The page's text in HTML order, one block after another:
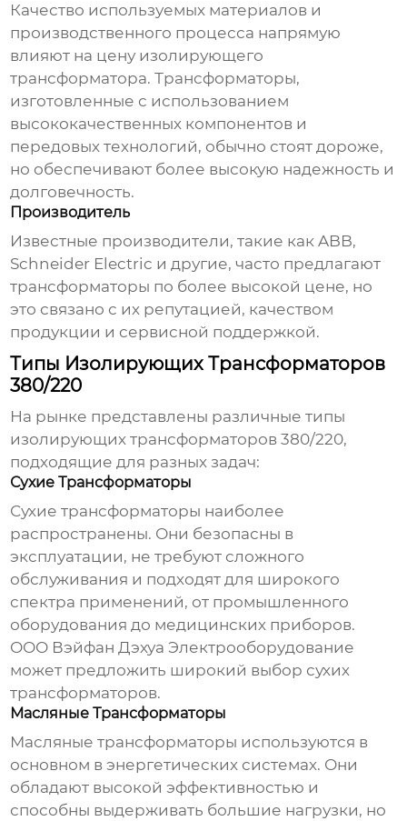
Качество используемых материалов и
производственного процесса напрямую
влияют на цену изолирующего
трансформатора. Трансформаторы,
изготовленные с использованием
высококачественных компонентов и
передовых технологий, обычно стоят дороже,
но обеспечивают более высокую надежность и
долговечность.
Производитель
Известные производители, такие как ABB,
Schneider Electric и другие, часто предлагают
трансформаторы по более высокой цене, но
это связано с их репутацией, качеством
продукции и сервисной поддержкой.
Типы Изолирующих Трансформаторов
380/220
На рынке представлены различные типы
изолирующих трансформаторов 380/220,
подходящие для разных задач:
Сухие Трансформаторы
Сухие трансформаторы наиболее
распространены. Они безопасны в
эксплуатации, не требуют сложного
обслуживания и подходят для широкого
спектра применений, от промышленного
оборудования до медицинских приборов.
ООО Вэйфан Дэхуа Электрооборудование
может предложить широкий выбор сухих
трансформаторов.
Масляные Трансформаторы
Масляные трансформаторы используются в
основном в энергетических системах. Они
обладают высокой эффективностью и
способны выдерживать большие нагрузки, но